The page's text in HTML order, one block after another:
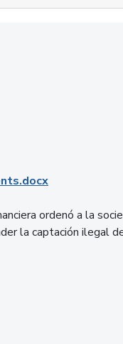
ordenó a la
la captación ilegal